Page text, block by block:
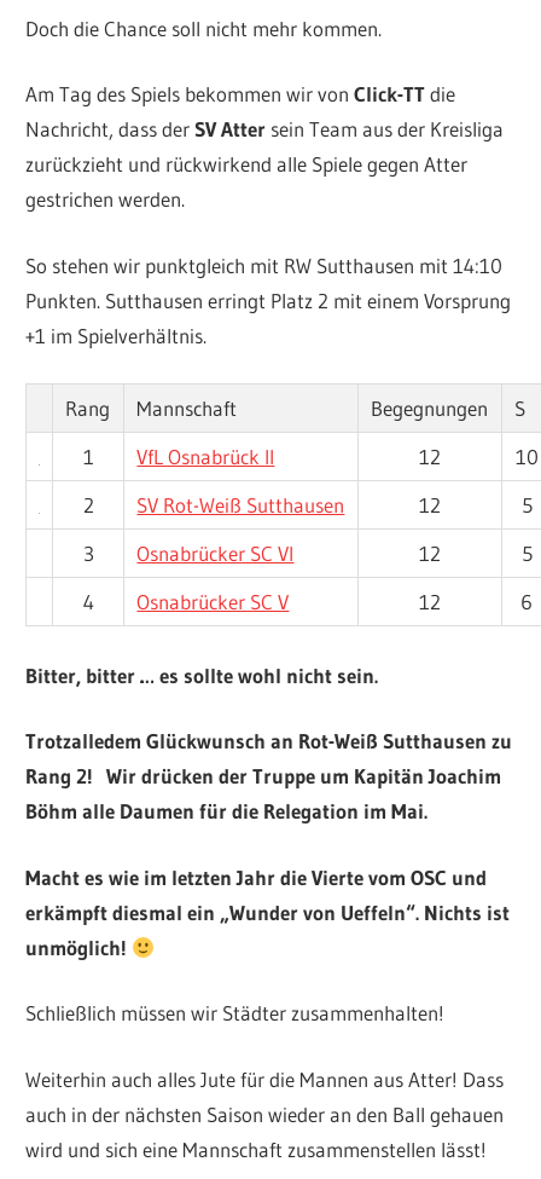
Doch die Chance soll nicht mehr kommen.
Am Tag des Spiels bekommen wir vonClick-TTdie
Nachricht, dass derSV Atter sein Team aus der Kreisliga
zurückzieht und rückwirkend alle Spiele gegen Atter
gestrichen werden.
So stehen wir punktgleich mit RW Sutthausen mit 14:10
Punkten. Sutthausen erringt Platz 2 mit einem Vorsprung
+1 im Spielverhältnis.
Rang Mannschaft Begegnungen
S
1
VfL Osnabrück II 12
10
2
SV Rot-Weiß Sutthausen 12
5
3
Osnabrücker SC VI 12
5
4
Osnabrücker SC V 12 6
Bitter, bitter … es sollte wohl nicht sein.
Trotzalledem Glückwunsch an Rot-Weiß Sutthausen zu
Rang 2! Wir drücken der Truppe um Kapitän Joachim
Böhm alle Daumen für die Relegation im Mai.
Macht es wie im letzten Jahr die Vierte vom OSC und
erkämpft diesmal ein „Wunder von Ueffeln“. Nichts ist
unmöglich!
Schließlich müssen wir Städter zusammenhalten!
Weiterhin auch alles Jute für die Mannen aus Atter! Dass
auch in der nächsten Saison wieder an den Ball gehauen
wird und sich eine Mannschaft zusammenstellen lässt!